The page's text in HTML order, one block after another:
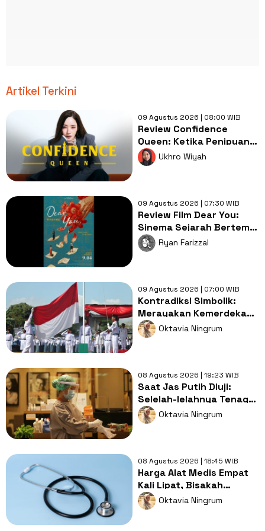
Artikel Terkini
09 Agustus 2026 | 08:00 WIB
Review Confidence
Queen: Ketika Penipuan
Menjadi Cara Menghukum
Penjahat
Ukhro Wiyah
09 Agustus 2026 | 07:30 WIB
Review Film Dear You:
Sinema Sejarah Bertema
Diaspora yang Luar Biasa
Indah
Ryan Farizzal
09 Agustus 2026 | 07:00 WIB
Kontradiksi Simbolik:
Merayakan Kemerdekaan
dengan Cara yang Masih
Feodal
Oktavia Ningrum
08 Agustus 2026 | 19:23 WIB
Saat Jas Putih Diuji:
Selelah-lelahnya Tenaga
Kesehatan, Tetap Lebih
Melelahkan Jadi Pasien
Oktavia Ningrum
08 Agustus 2026 | 18:45 WIB
Harga Alat Medis Empat
Kali Lipat, Bisakah
Layanan Kesehatan
Tetap Murah?
Oktavia Ningrum